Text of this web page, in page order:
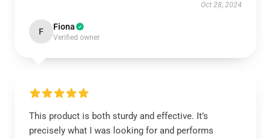
Oct 28, 2024
F Fiona
Verified owner
This product is both sturdy and effective. It’s
precisely what I was looking for and performs